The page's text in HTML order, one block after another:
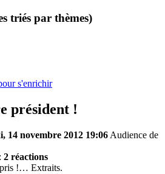
triés par thèmes)
président !
14 novembre 2012 19:06 Audience de
2 réactions
!… Extraits.